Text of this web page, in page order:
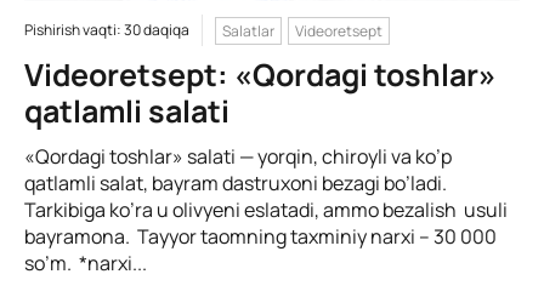
Pishirish vaqti: 30 daqiqa Salatlar Videoretsept
Videoretsept: «Qordagi toshlar»
qatlamli salati
«Qordagi toshlar» salati — yorqin, chiroyli va ko’p
qatlamli salat, bayram dastruxoni bezagi bo’ladi.
Tarkibiga ko’ra u olivyeni eslatadi, ammo bezalish usuli
bayramona. Tayyor taomning taxminiy narxi – 30 000
so’m. *narxi...